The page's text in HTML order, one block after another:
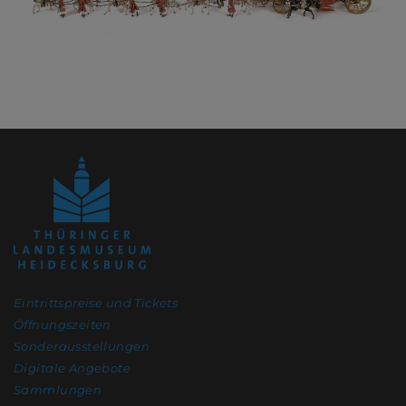
Eintrittspreise und Tickets
Öffnungszeiten
Sonderausstellungen
Digitale Angebote
Sammlungen